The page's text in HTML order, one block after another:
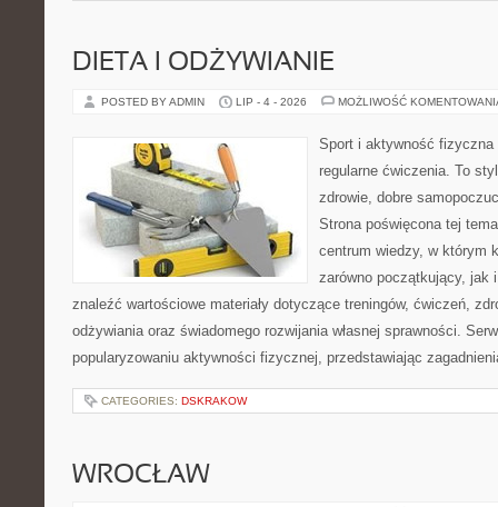
DIETA I ODŻYWIANIE
POSTED BY ADMIN LIP - 4 - 2026 MOŻLIWOŚĆ
Sport i aktywność
regularne ćwiczenia. To
zdrowie, dobre
Strona poświęcona tej
centrum wiedzy, w którym
zarówno początkujący, jak
znaleźć wartościowe materiały dotyczące treningów, ćwiczeń,
odżywiania oraz świadomego rozwijania własnej sprawności.
popularyzowaniu aktywności fizycznej, przedstawiając
CATEGORIES: DSKRAKOW
WROCŁAW